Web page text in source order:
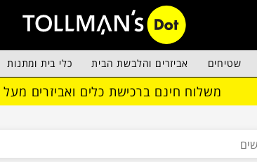
שטיחים אביזרים והלבשת הבית כלי בית ומתנות
משלוח חינם ברכישת כלים ואביזרים מעל